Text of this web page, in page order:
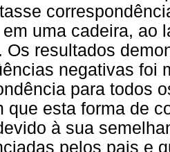
uma cadeira, ao
Os resultados
negativas foi
para todos
que esta forma de
à sua
pelos pais e